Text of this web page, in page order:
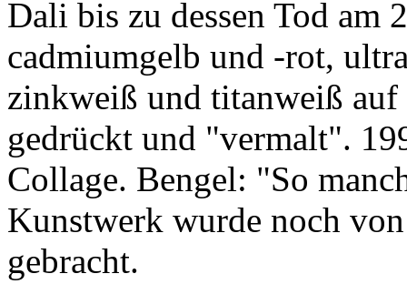
Dali bis zu dessen Tod am
cadmiumgelb und -rot,
zinkweiß und titanweiß
gedrückt und "vermalt".
Collage. Bengel: "So
Kunstwerk wurde noch
gebracht.